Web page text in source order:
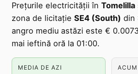
Prețurile electricității în Tomelilla
zona de licitație SE4 (South) din
angro mediu astăzi este €
mai ieftină oră la 01:00.
MEDIA DE AZI